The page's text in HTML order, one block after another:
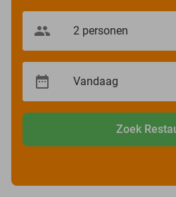
Zoek